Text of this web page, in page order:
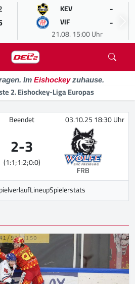
KEV -
VIF -
21.08. 15:00 Uhr
Im Eishockeyzuhause.
2. Eishockey-Liga Europas
Beendet 03.10.25 18:30 Uhr
2-3
(1:1;1:2;0:0)
FRB
LineupSpielerstats